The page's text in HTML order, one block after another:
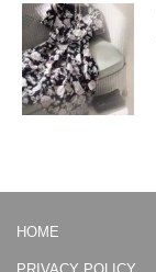
HOME